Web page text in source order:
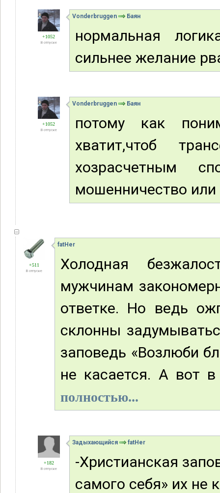
+1052
В отпуске
Vonderbruggen Баян
нормальная
сильнее желание
+1052
В отпуске
Vonderbruggen Баян
потому как
хватит,чтоб
хозрасчетным
мошенничество или
+511
В отпуске
fatHer
Холодная
мужчинам
ответке. Но ведь
склонны
заповедь «Возлюби
не касается. А вот
полностью...
+182
В отпуске
Задыхающийся fatHer
-Христианская
самого себя» их не